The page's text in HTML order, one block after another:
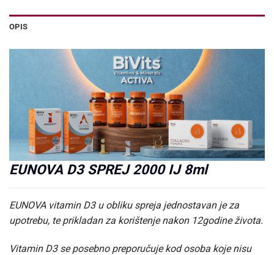
OPIS
EUNOVA D3 SPREJ 2000 IJ 8ml
EUNOVA vitamin D3 u obliku spreja jednostavan je za
upotrebu, te prikladan za korištenje nakon 12godine života.
Vitamin D3 se posebno preporučuje kod osoba koje nisu